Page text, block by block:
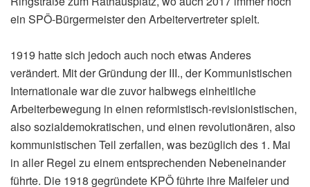
ein SPÖ-Bürgermeister den Arbeitervertreter spielt.
1919 hatte sich jedoch auch noch etwas Anderes
verändert. Mit der Gründung der III., der Kommunistischen
Internationale war die zuvor halbwegs einheitliche
Arbeiterbewegung in einen reformistisch-revisionistischen,
also sozialdemokratischen, und einen revolutionären, also
kommunistischen Teil zerfallen, was bezüglich des 1. Mai
in aller Regel zu einem entsprechenden Nebeneinander
führte. Die 1918 gegründete KPÖ führte ihre Maifeier und